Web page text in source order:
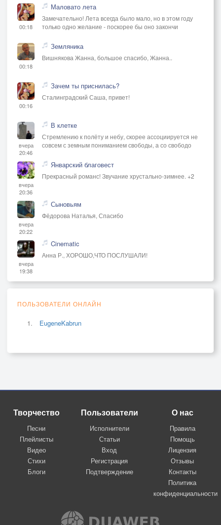
00:18
Маловато лета
Замечательно! Лета всегда было мало, но в этом году
только одно желание - поскорее бы оно закончи
00:18
Земляника
Вишнякова Жанна, большое спасибо, Жанна..
00:16
Зачем ты приснилась?
Сталинградский Саша, привет!
вчера
20:46
В клетке
Стремлению к полёту и небу, скорее ассоциируется не
совсем с земным пониманием свободы, а со свободо
вчера
20:36
Январский благовест
Прекрасный романс! Звучание хрустально-зимнее. +2
вчера
20:22
Сыновьям
Фёдорова Наталья, Спасибо
вчера
19:38
Cinematic
Анна Р., ХОРОШО,ЧТО ПОСЛУШАЛИ!
ПОЛЬЗОВАТЕЛИ ОНЛАЙН
EugeneKabrun
Творчество
Песни
Плейлисты
Видео
Стихи
Блоги
Пользователи
Исполнители
Статьи
Вход
Регистрация
Подтверждение
О нас
Правила
Помощь
Лицензия
Отзывы
Контакты
Политика
конфиденциальности